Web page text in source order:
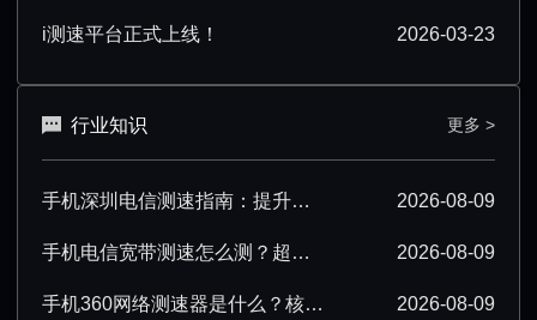
i测速平台正式上线！ 2026-03-23
行业知识 更多 >
手机深圳电信测速指南：提升测速准确性技巧汇总 2026-08-09
手机电信宽带测速怎么测？超详细操作步骤分享 2026-08-09
手机360网络测速器是什么？核心功能与使用场景解析 2026-08-09